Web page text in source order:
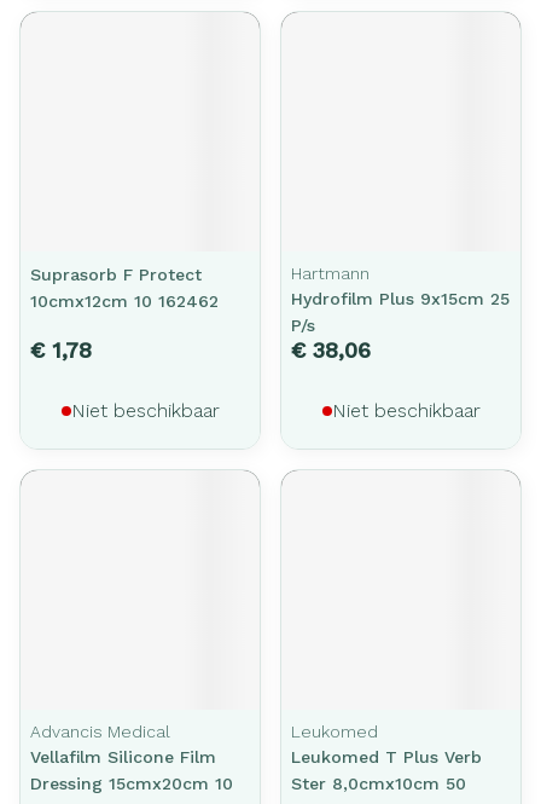
Suprasorb F Protect
10cmx12cm 10 162462
€ 1,78
Niet beschikbaar
Hartmann
Hydrofilm Plus 9x15cm 25
P/s
€ 38,06
Niet beschikbaar
Advancis Medical
Vellafilm Silicone Film
Dressing 15cmx20cm 10
Leukomed
Leukomed T Plus Verb
Ster 8,0cmx10cm 50